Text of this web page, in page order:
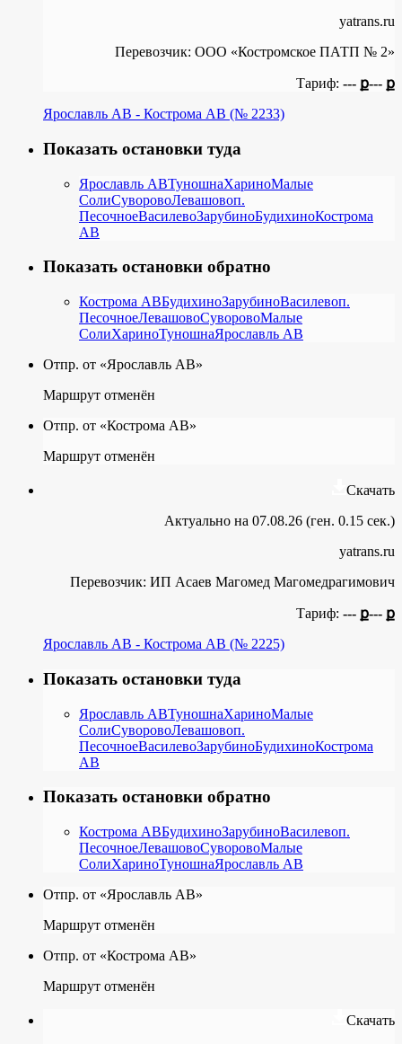
yatrans.ru
Перевозчик: ООО «Костромское ПАТП № 2»
Тариф: --- ք--- ք
Ярославль АВ - Кострома АВ (№ 2233)
Показать остановки туда
Ярославль АВТуношнаХариноМалые
СолиСуворовоЛевашовоп.
ПесочноеВасилевоЗарубиноБудихиноКострома
АВ
Показать остановки обратно
Кострома АВБудихиноЗарубиноВасилевоп.
ПесочноеЛевашовоСуворовоМалые
СолиХариноТуношнаЯрославль АВ
Отпр. от «Ярославль АВ»
Маршрут отменён
Отпр. от «Кострома АВ»
Маршрут отменён
Скачать
Актуально на 07.08.26 (ген. 0.15 сек.)
yatrans.ru
Перевозчик: ИП Асаев Магомед Магомедрагимович
Тариф: --- ք--- ք
Ярославль АВ - Кострома АВ (№ 2225)
Показать остановки туда
Ярославль АВТуношнаХариноМалые
СолиСуворовоЛевашовоп.
ПесочноеВасилевоЗарубиноБудихиноКострома
АВ
Показать остановки обратно
Кострома АВБудихиноЗарубиноВасилевоп.
ПесочноеЛевашовоСуворовоМалые
СолиХариноТуношнаЯрославль АВ
Отпр. от «Ярославль АВ»
Маршрут отменён
Отпр. от «Кострома АВ»
Маршрут отменён
Скачать